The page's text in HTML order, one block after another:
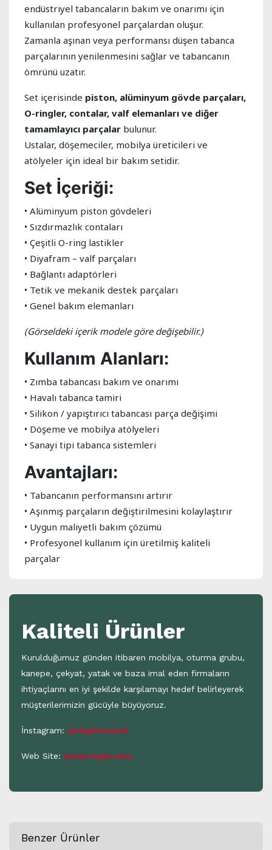
endüstriyel tabancaların bakım ve onarımı için
kullanılan profesyonel parçalardan oluşur.
Zamanla aşınan veya performansı düşen tabanca
parçalarının yenilenmesini sağlar ve tabancanın
ömrünü uzatır.
Set içerisinde piston, alüminyum gövde parçaları,
O-ringler, contalar, valf elemanları ve diğer
tamamlayıcı parçalar bulunur.
Ustalar, döşemeciler, mobilya üreticileri ve
atölyeler için ideal bir bakım setidir.
Set İçeriği:
• Alüminyum piston gövdeleri
• Sızdırmazlık contaları
• Çeşitli O-ring lastikler
• Diyafram – valf parçaları
• Bağlantı adaptörleri
• Tetik ve mekanik destek parçaları
• Genel bakım elemanları
(Görseldeki içerik modele göre değişebilir.)
Kullanım Alanları:
• Zımba tabancası bakım ve onarımı
• Havalı tabanca tamiri
• Silikon / yapıştırıcı tabancası parça değişimi
• Döşeme ve mobilya atölyeleri
• Sanayi tipi tabanca sistemleri
Avantajları:
• Tabancanın performansını artırır
• Aşınmış parçaların değiştirilmesini kolaylaştırır
• Uygun maliyetli bakım çözümü
• Profesyonel kullanım için üretilmiş kaliteli
parçalar
Kaliteli Ürünler
Kurulduğumuz günden itibaren mobilya, oturma grubu,
kanepe, çekyat, yatak ve baza imal eden firmaların
ihtiyaçlarını en iyi şekilde karşılamayı hedef belirleyerek
müşterilerimizin gücüyle büyüyoruz.
İnstagram: @rivgirticaret
Web Site: www.rivgir.com
Benzer Ürünler